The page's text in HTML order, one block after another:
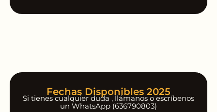
Fechas Disponibles 2025
Si tienes cualquier duda , llámanos o escríbenos
un WhatsApp (636790803)